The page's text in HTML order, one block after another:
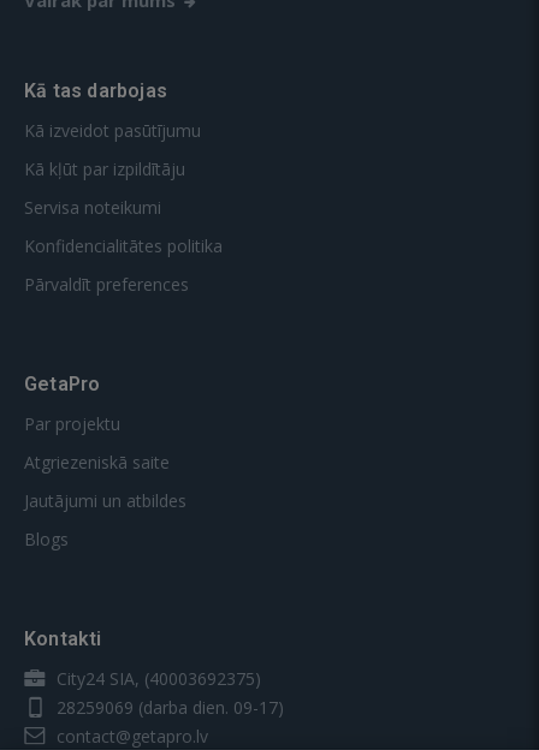
Kā tas darbojas
Kā izveidot pasūtījumu
Kā kļūt par izpildītāju
Servisa noteikumi
Konfidencialitātes politika
Pārvaldīt preferences
GetaPro
Par projektu
Atgriezeniskā saite
Jautājumi un atbildes
Blogs
Kontakti
City24 SIA, (40003692375)
28259069 (darba dien. 09-17)
contact@getapro.lv